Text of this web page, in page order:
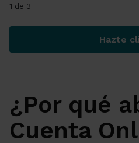
1 de 3
Hazte
¿Por qué
Cuenta